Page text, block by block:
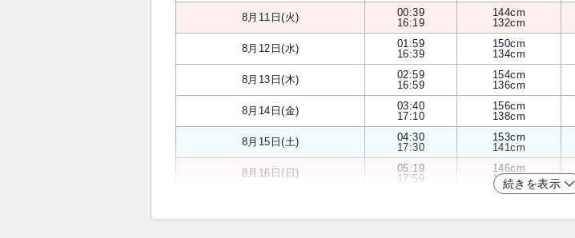
8月11日(火)
00:39
16:19
144cm
132cm
8月12日(水)
01:59
16:39
150cm
134cm
8月13日(木)
02:59
16:59
154cm
136cm
8月14日(金)
03:40
17:10
156cm
138cm
8月15日(土)
04:30
17:30
153cm
141cm
8月16日(日)
05:19
17:59
146cm
144cm
続きを表示